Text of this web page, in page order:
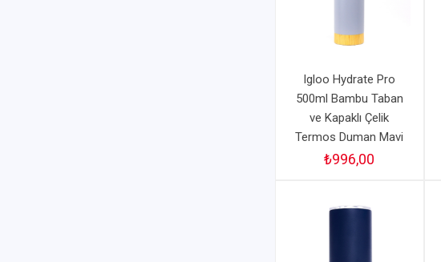
Igloo Hydrate Pro
500ml Bambu Taban
ve Kapaklı Çelik
Termos Duman Mavi
₺996,00